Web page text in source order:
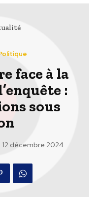
face à la
:
sous
12 décembre 2024